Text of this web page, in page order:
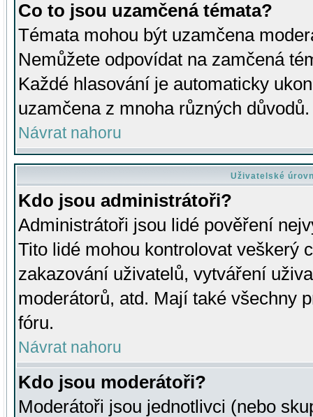
Co to jsou uzamčená témata?
Témata mohou být uzamčena
Nemůžete odpovídat na zamčená
Každé hlasování je automaticky
uzamčena z mnoha různých důvodů.
Návrat nahoru
Uživatelské
Kdo jsou administrátoři?
Administrátoři jsou lidé pověření
Tito lidé mohou kontrolovat veškerý
zakazování uživatelů, vytváření
moderátorů, atd. Mají také všechny
fóru.
Návrat nahoru
Kdo jsou moderátoři?
Moderátoři jsou jednotlivci (nebo